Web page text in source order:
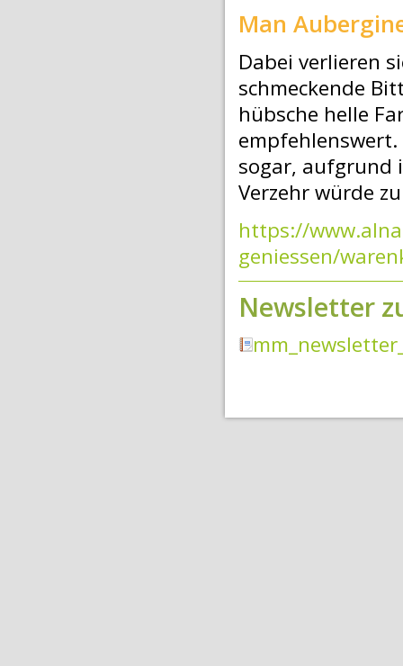
Man
Dabei verlieren
schmeckende
hübsche helle
empfehlenswert.
sogar, aufgrund
Verzehr würde
https://
geniessen/
Newsletter